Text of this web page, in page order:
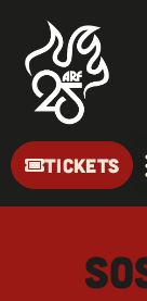
TICKETS